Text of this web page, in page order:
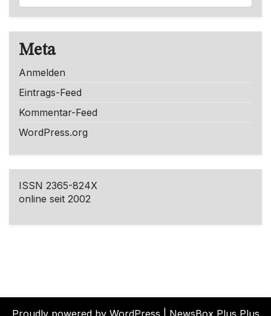
Meta
Anmelden
Eintrags-Feed
Kommentar-Feed
WordPress.org
ISSN 2365-824X
online seit 2002
Proudly powered by WordPress NewsBox Plus Plus